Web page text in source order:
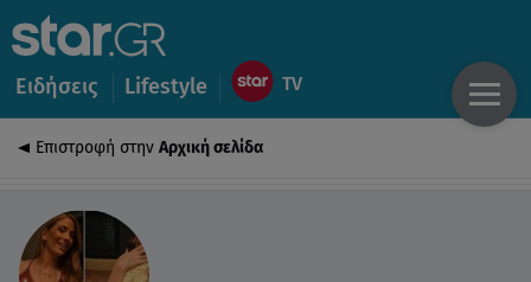
Ειδήσεις Lifestyle
Επιστροφή στην Αρχική σελίδα